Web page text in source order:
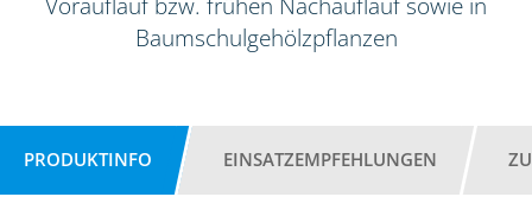
Baumschulgehölzpflanzen
PRODUKTINFO EINSATZEMPFEHLUNGEN